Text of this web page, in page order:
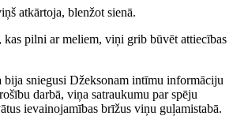
atkārtoja, blenžot sienā.
kas pilni ar meliem, viņi grib būvēt attiecības
sniegusi Džeksonam intīmu informāciju
darbā, viņa satraukumu par spēju
ievainojamības brīžus viņu guļamistabā.